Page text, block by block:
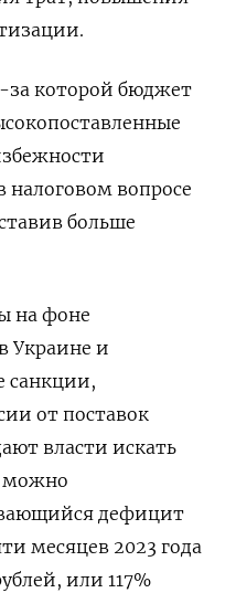
которой бюджет
налоговом вопросе
больше
на фоне
Украине и
санкции,
от поставок
власти искать
можно
дефицит
месяцев 2023 года
или 117%